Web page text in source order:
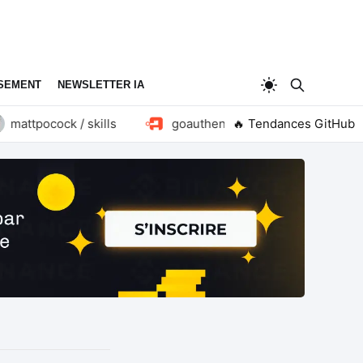
NEWSLETTER IA
/ skills goauthentik / authentik🔥 Tendances GitHub